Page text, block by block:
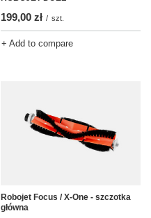
199,00 zł / szt.
+ Add to compare
Robojet Focus / X-One - szczotka
główna